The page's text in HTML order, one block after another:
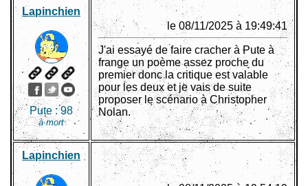
Lapinchien
Pute :98
à mort
le 08/11/2025 à 19:49:41
J'ai essayé de faire cracher à Pute à
frange un poème assez proche du
premier donc la critique est valable
pour les deux et je vais de suite
proposer le scénario à Christopher
Nolan.
Lapinchien